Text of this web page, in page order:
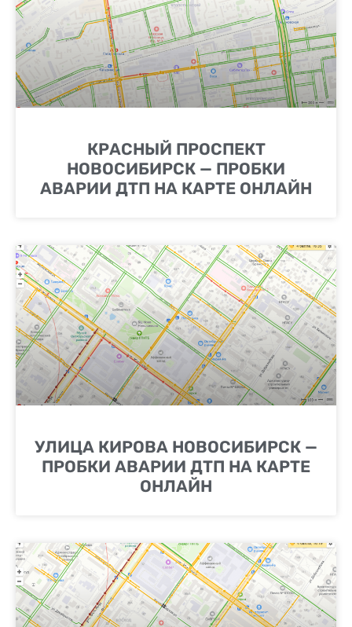
КРАСНЫЙ ПРОСПЕКТ
НОВОСИБИРСК — ПРОБКИ
АВАРИИ ДТП НА КАРТЕ ОНЛАЙН
УЛИЦА КИРОВА НОВОСИБИРСК —
ПРОБКИ АВАРИИ ДТП НА КАРТЕ
ОНЛАЙН